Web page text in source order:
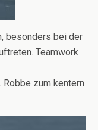
besonders bei der
Teamwork
zum kentern